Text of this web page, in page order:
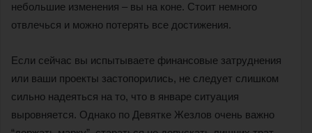
небольшие изменения – вы на коне. Стоит немного
отвлечься и можно потерять все достижения.
Если сейчас вы испытываете финансовые затруднения
или ваши проекты застопорились, не следует слишком
сильно надеяться на то, что в январе ситуация
выровняется. Однако по Девятке Жезлов очень важно